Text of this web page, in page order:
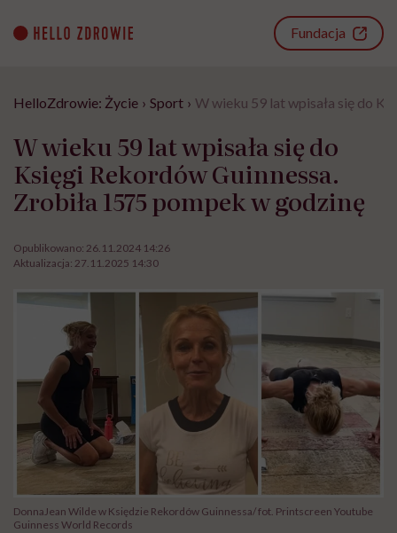
content
Fundacja
HelloZdrowie: Życie › Sport › W wieku 59 lat wpisała się do
W wieku 59 lat wpisała się do
Księgi Rekordów Guinnessa.
Zrobiła 1575 pompek w godzinę
Opublikowano: 26.11.2024 14:26
Aktualizacja: 27.11.2025 14:30
DonnaJean Wilde w Księdzie Rekordów Guinnessa/ fot. Printscreen Youtube
Guinness World Records